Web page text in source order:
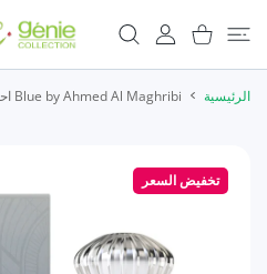
حساب المستخدمعربة التسوق
الرئيسية Blue by Ahmed Al Maghribi احمد المُغربي - بلو أحمد (100مل...
تخفيض السعر